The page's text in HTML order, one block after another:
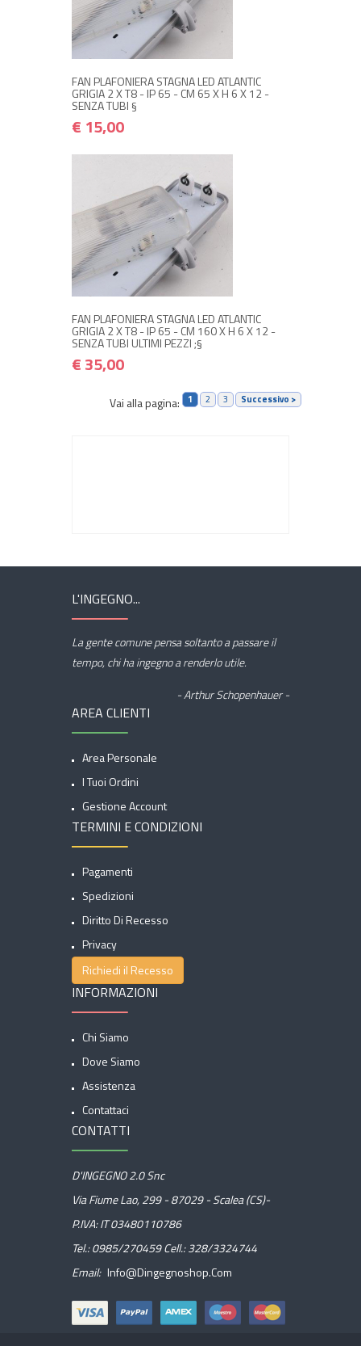
FAN PLAFONIERA STAGNA LED ATLANTIC
GRIGIA 2 X T8 - IP 65 - CM 65 X H 6 X 12 -
SENZA TUBI §
€ 15,00
+ ACQUISTA
FAN PLAFONIERA STAGNA LED ATLANTIC
GRIGIA 2 X T8 - IP 65 - CM 160 X H 6 X 12 -
SENZA TUBI ULTIMI PEZZI ;§
€ 35,00
NON DISPONIBILE A MAGAZZINO
Avvisami quando disponibile
Vai alla pagina: 1 2 3 Successivo >
L'INGEGNO...
La gente comune pensa soltanto a passare il
tempo, chi ha ingegno a renderlo utile.
- Arthur Schopenhauer -
AREA CLIENTI
Area Personale
I Tuoi Ordini
Gestione Account
TERMINI E CONDIZIONI
Pagamenti
Spedizioni
Diritto Di Recesso
Privacy
Richiedi il Recesso
INFORMAZIONI
Chi Siamo
Dove Siamo
Assistenza
Contattaci
CONTATTI
D'INGEGNO 2.0 Snc
Via Fiume Lao, 299 - 87029 - Scalea (CS)-
P.IVA: IT 03480110786
Tel.:0985/270459Cell.:328/3324744
Email: Info@dingegnoshop.com